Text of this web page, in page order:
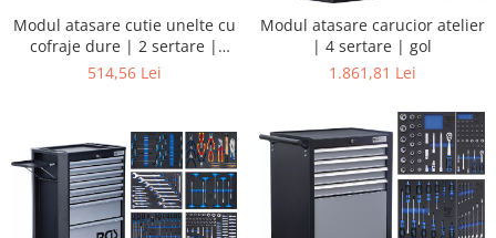
Modul atasare cutie unelte cu
cofraje dure | 2 sertare |
pentru BGS 2002
514,56 Lei
Modul atasare carucior atelier
| 4 sertare | gol
1.861,81 Lei